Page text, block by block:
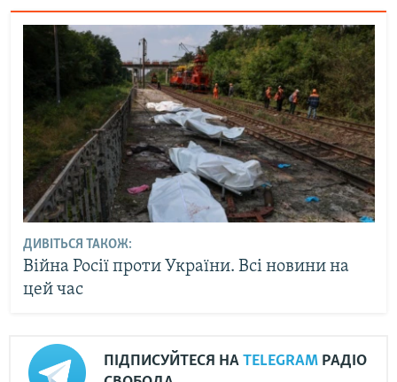
ДИВІТЬСЯ ТАКОЖ:
Війна Росії проти України. Всі новини на
цей час
ПІДПИСУЙТЕСЯ НА TELEGRAM РАДІО